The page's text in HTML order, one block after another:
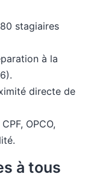
stagiaires
à la
directe de
CPF, OPCO,
à tous